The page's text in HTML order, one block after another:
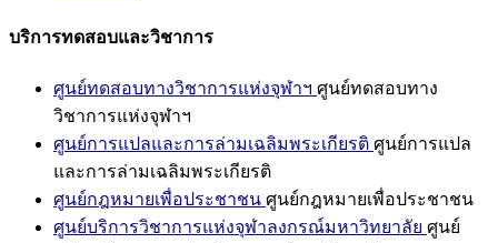
บริการทดสอบและวิชาการ
ศูนย์ทดสอบทางวิชาการแห่งจุฬาฯ ศูนย์ทดสอบทาง
วิชาการแห่งจุฬาฯ
ศูนย์การแปลและการล่ามเฉลิมพระเกียรติ ศูนย์การแปล
และการล่ามเฉลิมพระเกียรติ
ศูนย์กฎหมายเพื่อประชาชน ศูนย์กฎหมายเพื่อประชาชน
ศูนย์บริการวิชาการแห่งจุฬาลงกรณ์มหาวิทยาลัย ศูนย์